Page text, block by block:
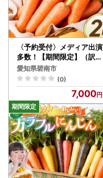
〈予約受付〉メディア出演
多数！【期間限定】（訳あ
り）鈴盛農園の甘～いにん
じん 『スウィートキャロ
ットリリィ』 5kg H022-
愛知県碧南市
(0)
7,000